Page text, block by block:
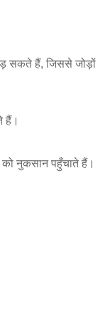
सकते हैं, जिससे जोड़ों
हैं।
नुकसान पहुँचाते हैं।